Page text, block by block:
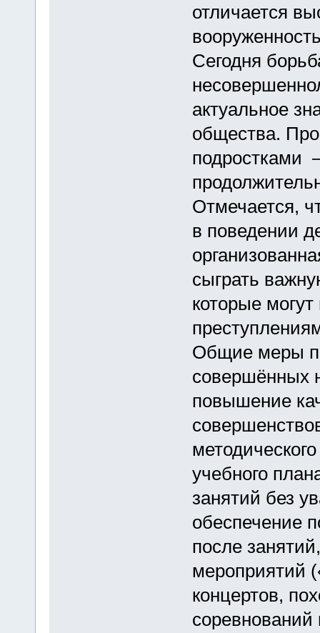
отличается
Сегодня
актуальное
общества.
подростками
Отмечается,
в поведении
сыграть
которые
Общие меры
совершённых
повышение
учебного
занятий без
обеспечение
после
мероприятий
концертов,
соревнований